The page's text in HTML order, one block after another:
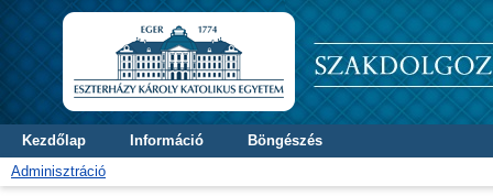
Kezdőlap Információ
Böngészés
Adminisztráció